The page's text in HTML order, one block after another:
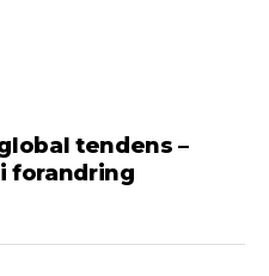
tendens –
forandring